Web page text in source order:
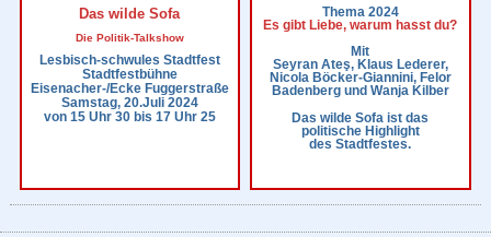
Das wilde Sofa
Die Politik-Talkshow
Lesbisch-schwules Stadtfest
Stadtfestbühne
Eisenacher-/Ecke Fuggerstraße
Samstag, 20.Juli 2024
von 15 Uhr 30 bis 17 Uhr 25
Thema 2024
Es gibt Liebe, warum hasst du?
Mit
Seyran Ateş, Klaus Lederer,
Nicola Böcker-Giannini, Felor
Badenberg und Wanja Kilber
Das wilde Sofa ist das
politische Highlight
des Stadtfestes.